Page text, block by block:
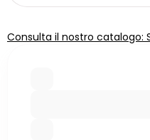
Consulta il nostro catalogo: